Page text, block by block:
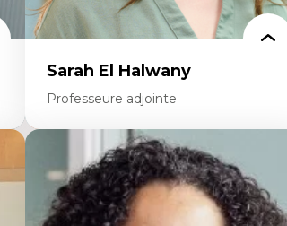
Sarah El Halwany
Professeure adjointe
Expertises
Les apports pédagogiques des théories de
l'affect, du posthumanisme, du féminisme
dans l'éducation aux sciences